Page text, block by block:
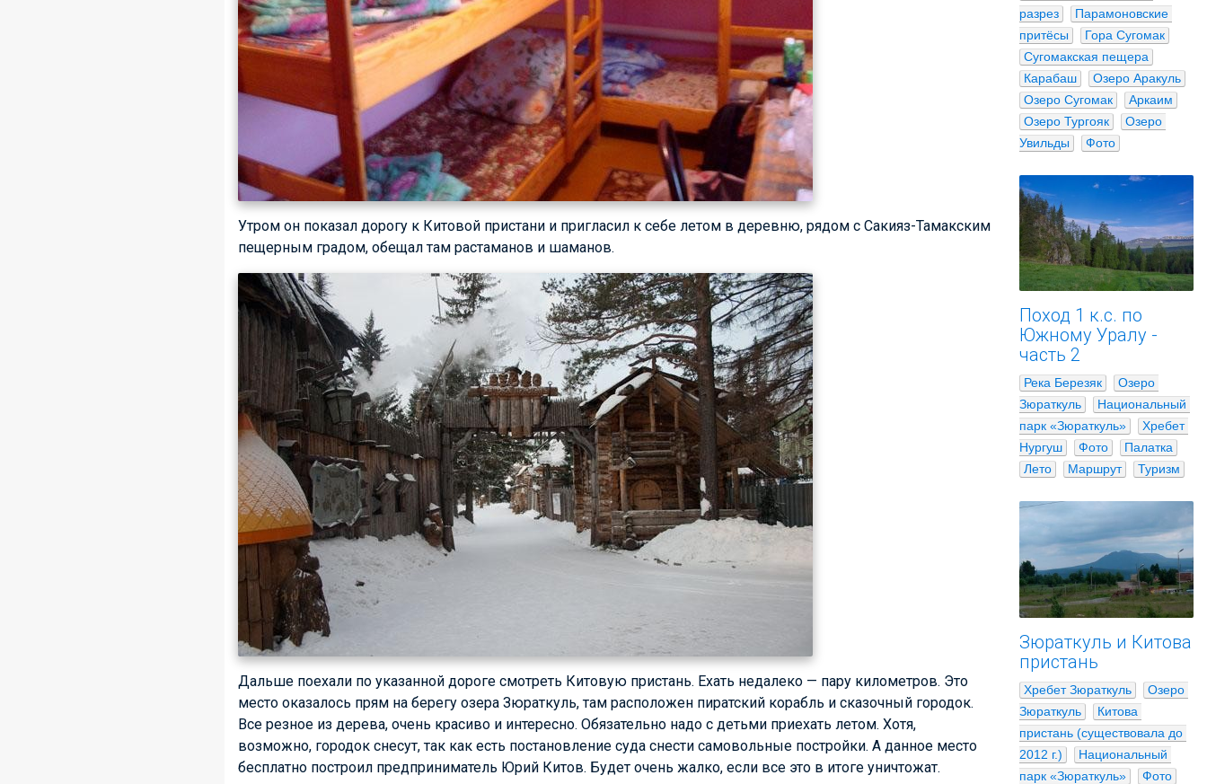
Утром он показал дорогу к Китовой пристани и пригласил к себе летом в деревню, рядом с Сакияз-Тамакским
пещерным градом, обещал там растаманов и шаманов.
Дальше поехали по указанной дороге смотреть Китовую пристань. Ехать недалеко — пару километров. Это
место оказалось прям на берегу озера Зюраткуль, там расположен пиратский корабль и сказочный городок.
Все резное из дерева, очень красиво и интересно. Обязательно надо с детьми приехать летом. Хотя,
возможно, городок снесут, так как есть постановление суда снести самовольные постройки. А данное место
бесплатно построил предприниматель Юрий Китов. Будет очень жалко, если все это в итоге уничтожат.
разрез
Парамоновские
притёсы
Гора Сугомак
Сугомакская пещера
Карабаш
Озеро Аракуль
Озеро Сугомак
Аркаим
Озеро Тургояк
Озеро
Увильды
Фото
Поход 1 к.с. по
Южному Уралу -
часть 2
Река Березяк
Озеро
Зюраткуль
Национальный
парк «Зюраткуль»
Хребет
Нургуш
Фото
Палатка
Лето
Маршрут Туризм
Зюраткуль и Китова
пристань
Хребет Зюраткуль
Озеро
Зюраткуль
Китова
пристань (существовала до
2012 г.)
Национальный
парк «Зюраткуль»
Фото